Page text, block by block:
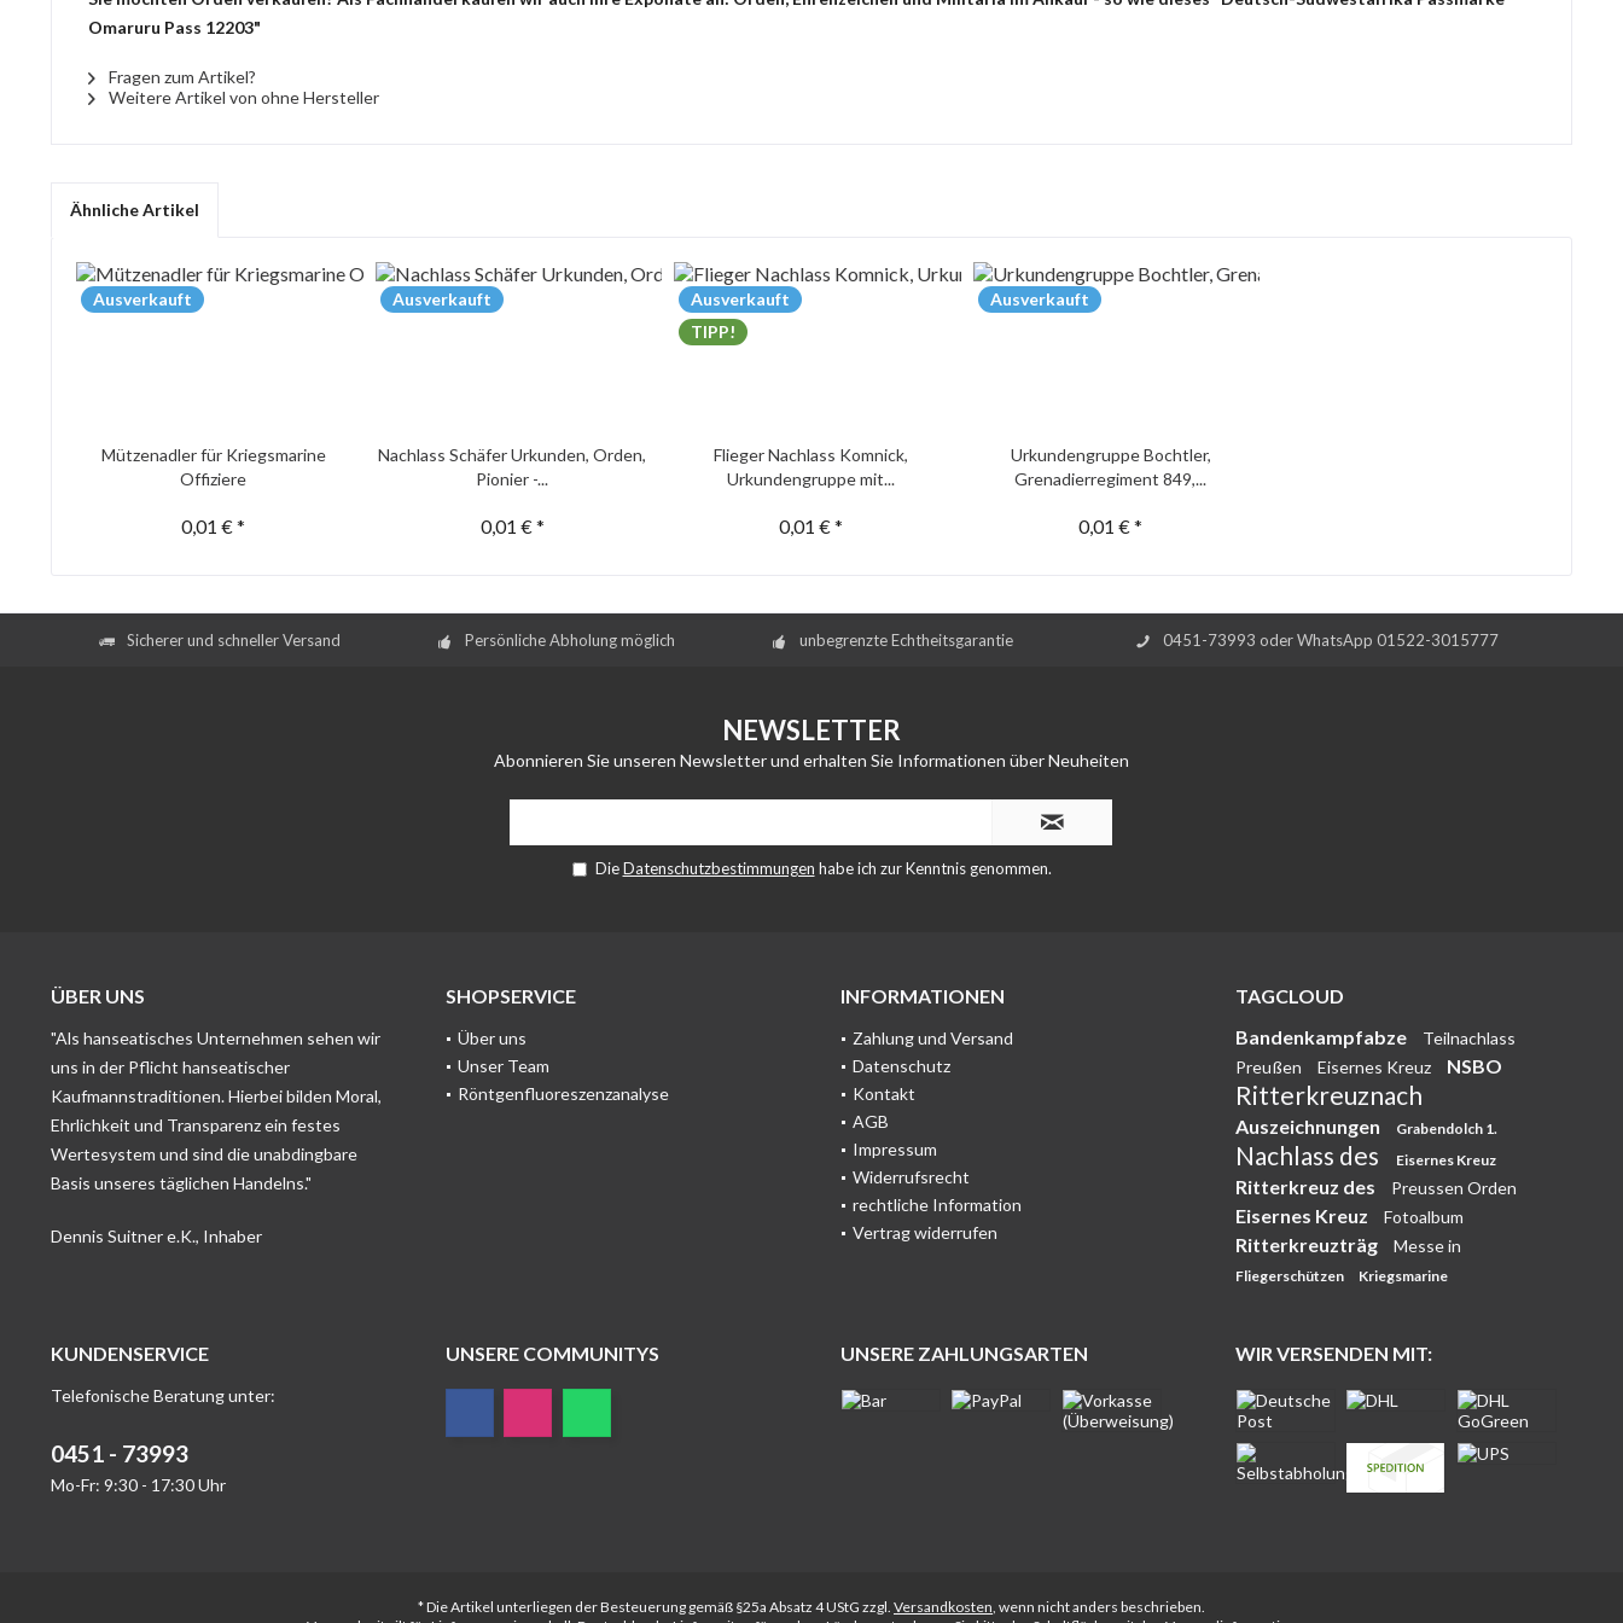
Omaruru Pass 12203"
Fragen zum Artikel?
Weitere Artikel von ohne Hersteller
Ähnliche Artikel
Ausverkauft
Mützenadler für Kriegsmarine
Offiziere
0,01 € *
Ausverkauft
Nachlass Schäfer Urkunden, Orden,
Pionier -...
0,01 € *
Ausverkauft
TIPP!
Flieger Nachlass Komnick,
Urkundengruppe mit...
0,01 € *
Ausverkauft
Urkundengruppe Bochtler,
Grenadierregiment 849,...
0,01 € *
Sicherer und schneller Versand Persönliche Abholung möglich unbegrenzte Echtheitsgarantie 0451-73993 oder WhatsApp 01522-3015777
NEWSLETTER
Abonnieren Sie unseren Newsletter und erhalten Sie Informationen über Neuheiten
DieDatenschutzbestimmungen habe ich zur Kenntnis genommen.
ÜBER UNS
"Als hanseatisches Unternehmen sehen wir
uns in der Pflicht hanseatischer
Kaufmannstraditionen. Hierbei bilden Moral,
Ehrlichkeit und Transparenz ein festes
Wertesystem und sind die unabdingbare
Basis unseres täglichen Handelns."
Dennis Suitner e.K., Inhaber
SHOPSERVICE
Über uns
Unser Team
Röntgenfluoreszenzanalyse
INFORMATIONEN
Zahlung und Versand
Datenschutz
Kontakt
AGB
Impressum
Widerrufsrecht
rechtliche Information
Vertrag widerrufen
TAGCLOUD
Bandenkampfabze
Teilnachlass
Preußen
Eisernes Kreuz NSBO
Ritterkreuznach
Auszeichnungen Grabendolch 1.
Nachlass des Eisernes Kreuz
Ritterkreuz des Preussen Orden
Eisernes Kreuz Fotoalbum
Ritterkreuzträg Messe in
Fliegerschützen Kriegsmarine
KUNDENSERVICE
Telefonische Beratung unter:
0451 - 73993
Mo-Fr: 9:30 - 17:30 Uhr
UNSERE COMMUNITYS UNSERE ZAHLUNGSARTEN WIR VERSENDEN MIT:
* Die Artikel unterliegen der Besteuerung gemäß §25a Absatz 4 UStG zzgl. Versandkosten, wenn nicht anders beschrieben.